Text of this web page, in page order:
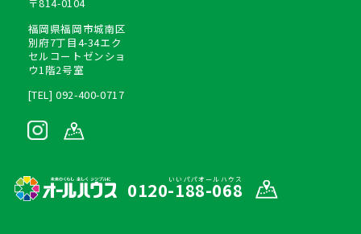
福岡県福岡市城南区
別府7丁目4-34エク
セルコートゼンショ
ウ1階2号室
[TEL] 092-400-0717
いいパパオールハウス
0120-188-068